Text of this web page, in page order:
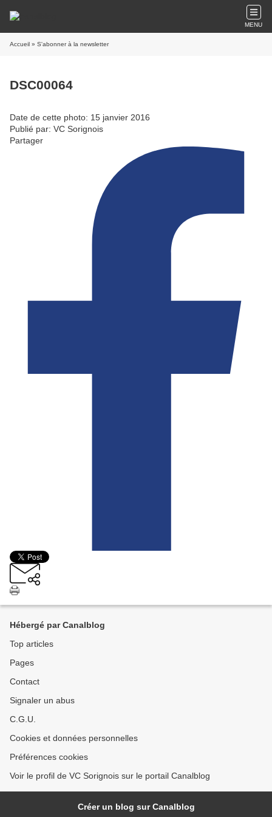
MENU
Accueil » S'abonner à la newsletter
DSC00064
Date de cette photo: 15 janvier 2016
Publié par: VC Sorignois
Partager
Hébergé par Canalblog
Top articles
Pages
Contact
Signaler un abus
C.G.U.
Cookies et données personnelles
Préférences cookies
Voir le profil de VC Sorignois sur le portail Canalblog
Créer un blog sur Canalblog